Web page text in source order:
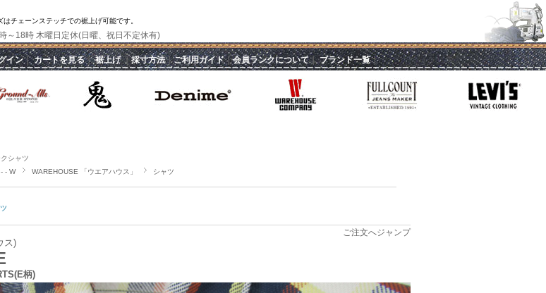
チェーンステッチでの裾上げ可能です。
18時 木曜日定休(日曜、祝日不定休有)
イン｜カートを見る｜裾上げ｜採寸方法｜ご利用ガイド｜会員ランクについて｜ブランド一覧｜
シャツ
- W WAREHOUSE 「ウエアハウス」 シャツ
ご注文へジャンプ
ス)
柄)